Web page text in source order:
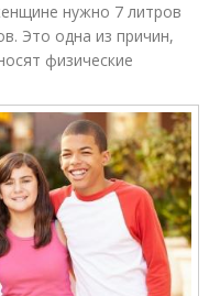
нужно 7 литров
Это одна из причин,
физические